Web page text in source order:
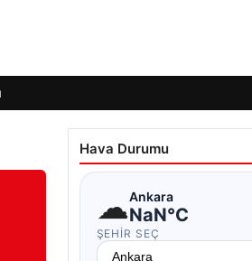
Hava Durumu
☁Ankara
NaN°C
ŞEHIR SEÇ